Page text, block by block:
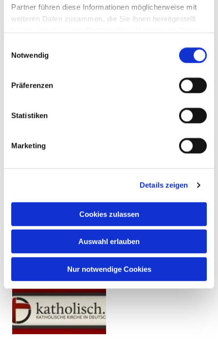
Partner führen diese Informationen möglicherweise mit
weiteren Daten zusammen, die Sie ihnen bereitgestellt
Notwendig
Präferenzen
Statistiken
Marketing
Details zeigen
Cookies zulassen
Auswahl erlauben
Nur notwendige Cookies